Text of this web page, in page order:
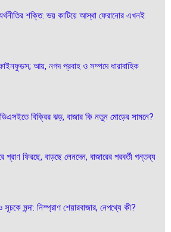
শক্তি: ভয় কাটিয়ে আস্থা ফেরানোর এখনই
আয়, নগদ প্রবাহ ও সম্পদে ধারাবাহিক
বিক্রির ঝড়, বাজার কি নতুন মোড়ের সামনে?
প্রাণ ফিরছে, বাড়ছে লেনদেন, বাজারের পরবর্তী গন্তব্য
মন্দা: নিস্প্রাণ শেয়ারবাজার, নেপথ্যে কী?